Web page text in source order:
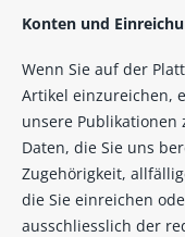
Konten und
Wenn Sie auf der
Artikel einzureichen,
unsere
Daten, die Sie uns
Zugehörigkeit,
die Sie einreichen
ausschliesslich der